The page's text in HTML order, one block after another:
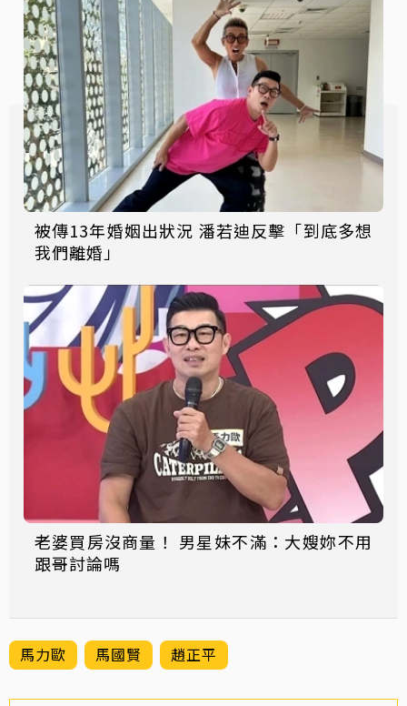
被傳13年婚姻出狀況 潘若迪反擊「到底多想
我們離婚」
老婆買房沒商量！ 男星妹不滿：大嫂妳不用
跟哥討論嗎
馬力歐 馬國賢 趙正平